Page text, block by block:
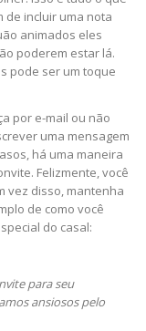
de incluir uma nota
animados eles
poderem estar lá.
pode ser um toque
por e-mail ou não
uma mensagem
há uma maneira
Felizmente, você
vez disso, mantenha
de como você
do casal:
para seu
ansiosos pelo